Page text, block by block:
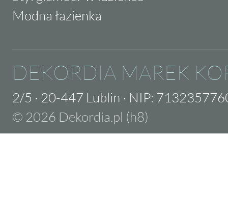
Modna łazienka
DEKORDIA MAREK
2/5 · 20-447 Lublin · NIP:
© 2026 Dekordia.pl (h8)